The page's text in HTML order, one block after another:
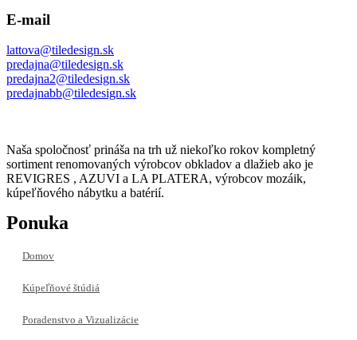
E-mail
lattova@tiledesign.sk
predajna@tiledesign.sk
predajna2@tiledesign.sk
predajnabb@tiledesign.sk
Naša spoločnosť prináša na trh už niekoľko rokov kompletný
sortiment renomovaných výrobcov obkladov a dlažieb ako je
REVIGRES , AZUVI a LA PLATERA, výrobcov mozáik,
kúpeľňového nábytku a batérií.
Ponuka
Domov
Kúpeľňové štúdiá
Poradenstvo a Vizualizácie